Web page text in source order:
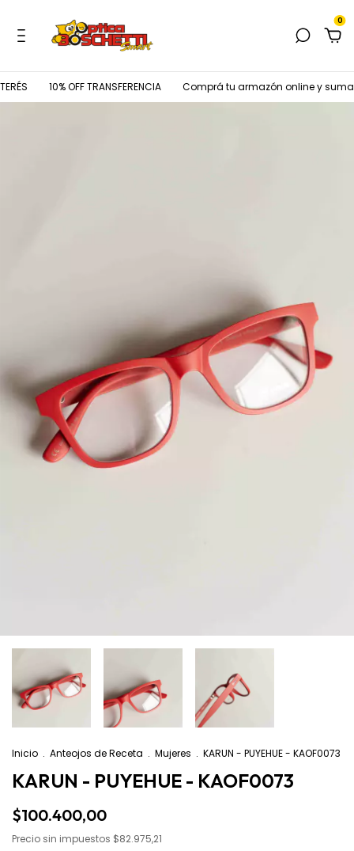
0
10% OFF TRANSFERENCIA Comprá tu armazón online y
Inicio . Anteojos de Receta . Mujeres . KARUN - PUYEHUE - KAOF0073
KARUN - PUYEHUE - KAOF0073
$100.400,00
Precio sin impuestos $82.975,21